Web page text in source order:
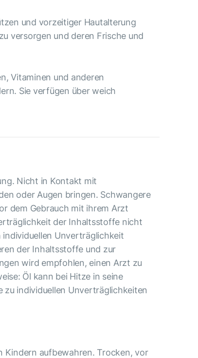
und vorzeitiger Hautalterung
versorgen und deren Frische und
Vitaminen und anderen
Sie verfügen über weich
Nicht in Kontakt mit
oder Augen bringen. Schwangere
dem Gebrauch mit ihrem Arzt
der Inhaltsstoffe nicht
Unverträglichkeit
der Inhaltsstoffe und zur
wird empfohlen, einen Arzt zu
Öl kann bei Hitze in seine
zu individuellen Unverträglichkeiten
Kindern aufbewahren. Trocken, vor